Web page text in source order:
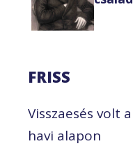
FRISS
Visszaesés volt
havi alapon